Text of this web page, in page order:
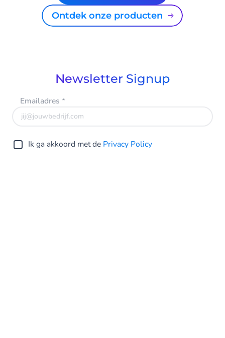
Ontdek onze producten
Newsletter Signup
Emailadres *
Ik ga akkoord met de Privacy Policy